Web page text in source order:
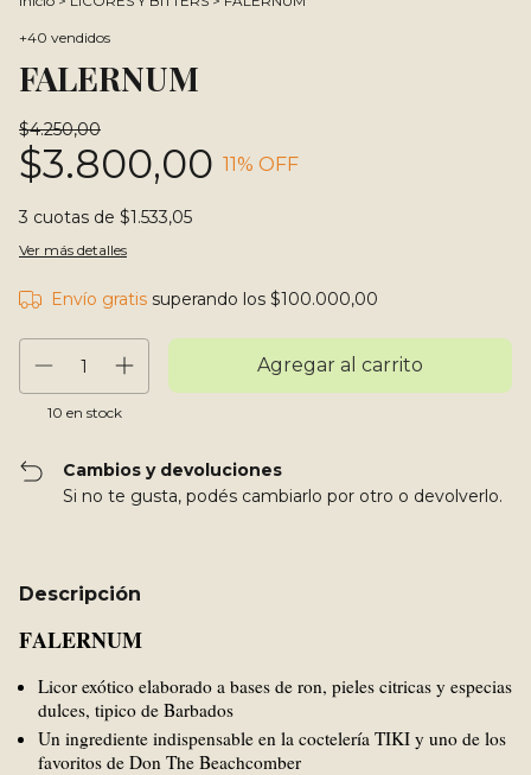
+40 vendidos
FALERNUM
$4.250,00
$3.800,00 11% OFF
3 cuotas de $1.533,05
Ver más detalles
Envío gratis superando los $100.000,00
10 en stock
Cambios y devoluciones
Si no te gusta, podés cambiarlo por otro o devolverlo.
Descripción
FALERNUM
Licor exótico elaborado a bases de ron, pieles citricas y especias
dulces, tipico de Barbados
Un ingrediente indispensable en la coctelería TIKI y uno de los
favoritos de Don The Beachcomber